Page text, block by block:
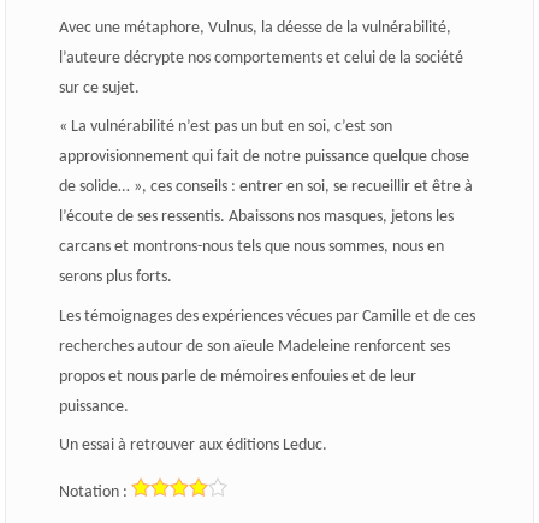
Avec une métaphore, Vulnus, la déesse de la vulnérabilité,
l’auteure décrypte nos comportements et celui de la société
sur ce sujet.
« La vulnérabilité n’est pas un but en soi, c’est son
approvisionnement qui fait de notre puissance quelque chose
de solide… », ces conseils : entrer en soi, se recueillir et être à
l’écoute de ses ressentis. Abaissons nos masques, jetons les
carcans et montrons-nous tels que nous sommes, nous en
serons plus forts.
Les témoignages des expériences vécues par Camille et de ces
recherches autour de son aïeule Madeleine renforcent ses
propos et nous parle de mémoires enfouies et de leur
puissance.
Un essai à retrouver aux éditions Leduc.
Notation :